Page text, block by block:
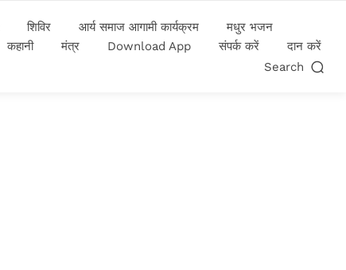
शिविर आर्य समाज आगामी कार्यक्रम
मधुर भजन
कहानी मंत्र Download App संपर्क करें
दान करें
Search